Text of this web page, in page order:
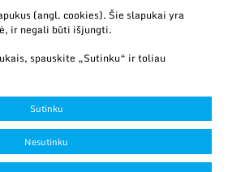
mokslinių tyrimų institutas Fizinių ir
Duomenys kaupiami ir saugomi
asmenų registre.
Slapukų parinktys
Duomenų apsauga
(angl. cookies). Šie slapukai yra
ir negali būti išjungti.
spauskite „Sutinku“ ir toliau
Sutinku
Nesutinku